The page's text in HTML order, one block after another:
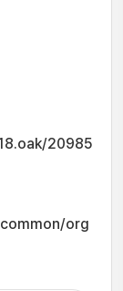
20985
org